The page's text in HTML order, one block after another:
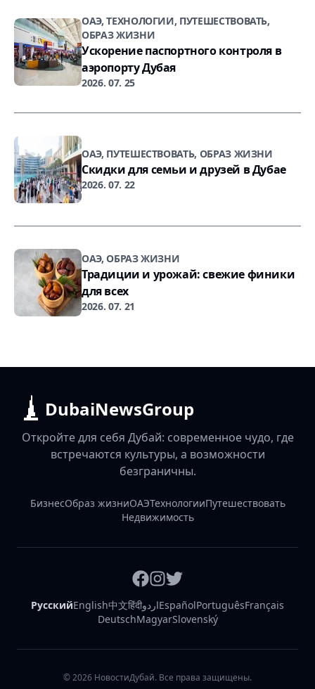
ОАЭ, ТЕХНОЛОГИИ, ПУТЕШЕСТВОВАТЬ,
ОБРАЗ ЖИЗНИ
Ускорение паспортного контроля в
аэропорту Дубая
2026. 07. 25
ОАЭ, ПУТЕШЕСТВОВАТЬ, ОБРАЗ ЖИЗНИ
Скидки для семьи и друзей в Дубае
2026. 07. 22
ОАЭ, ОБРАЗ ЖИЗНИ
Традиции и урожай: свежие финики
для всех
2026. 07. 21
DubaiNewsGroup
Откройте для себя Дубай: современное чудо, где
встречаются культуры, а возможности
безграничны.
БизнесОбраз жизниОАЭТехнологииПутешествовать
Недвижимость
РусскийEnglish中文हिंदीاردوEspañolPortuguêsFrançais
DeutschMagyarSlovenský
©2026 НовостиДубай. Все права защищены.